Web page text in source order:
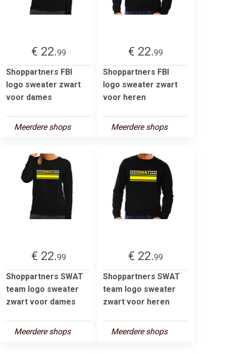
€ 22.99
Shoppartners FBI
logo sweater zwart
voor dames
Meerdere shops
€ 22.99
Shoppartners FBI
logo sweater zwart
voor heren
Meerdere shops
€ 22.99
Shoppartners SWAT
team logo sweater
zwart voor dames
Meerdere shops
€ 22.99
Shoppartners SWAT
team logo sweater
zwart voor heren
Meerdere shops